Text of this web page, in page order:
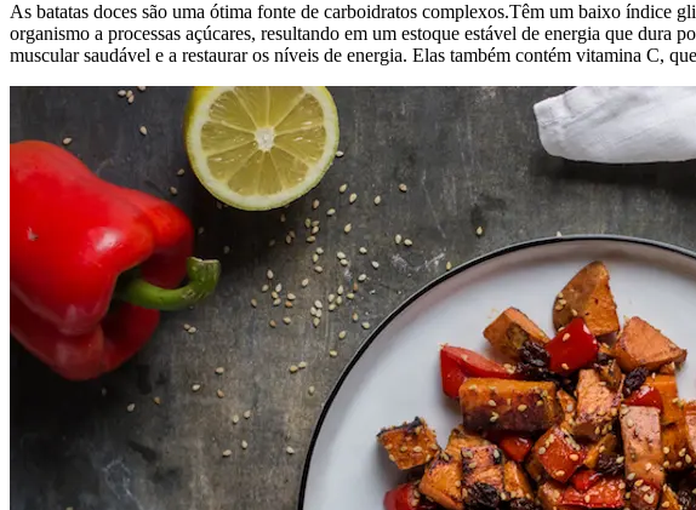
As batatas doces são uma ótima fonte de carboidratos complexos.Têm um baixo índice
organismo a processas açúcares, resultando em um estoque estável de energia que
muscular saudável e a restaurar os níveis de energia. Elas também contém vitamina C,